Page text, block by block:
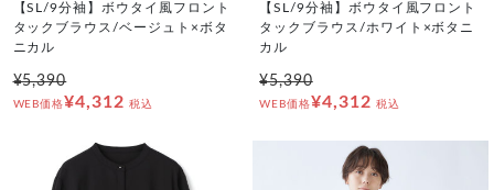
【SL/9分袖】ボウタイ風フロント
タックブラウス/ベージュト×ボタ
ニカル
¥5,390
WEB価格¥4,312 税込
【SL/9分袖】ボウタイ風フロント
タックブラウス/ホワイト×ボタニ
カル
¥5,390
WEB価格¥4,312 税込